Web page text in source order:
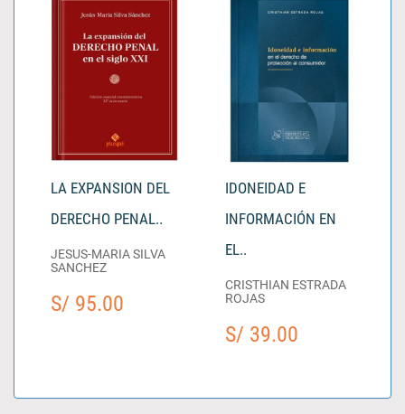
LA EXPANSION DEL
DERECHO PENAL..
JESUS-MARIA SILVA
SANCHEZ
S/ 95.00
IDONEIDAD E
INFORMACIÓN EN
EL..
CRISTHIAN ESTRADA
ROJAS
S/ 39.00